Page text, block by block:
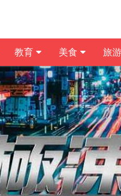
教育 美食 旅游